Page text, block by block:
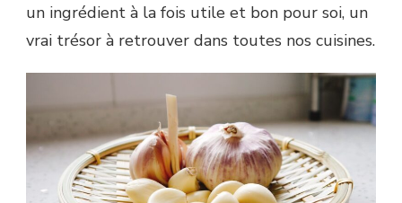
un ingrédient à la fois utile et bon pour soi, un
vrai trésor à retrouver dans toutes nos cuisines.